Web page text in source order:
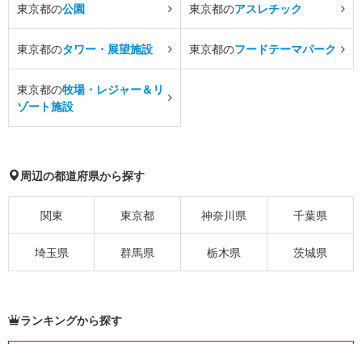
東京都の公園 東京都のアスレチック
東京都のタワー・展望施設 東京都のフードテーマパーク
東京都の牧場・レジャー＆リ
ゾート施設
周辺の都道府県から探す
関東 東京都 神奈川県 千葉県
埼玉県 群馬県 栃木県 茨城県
ランキングから探す